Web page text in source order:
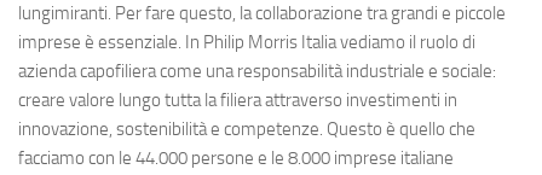
lungimiranti. Per fare questo, la collaborazione tra grandi e piccole
imprese è essenziale. In Philip Morris Italia vediamo il ruolo di
azienda capofiliera come una responsabilità industriale e sociale:
creare valore lungo tutta la filiera attraverso investimenti in
innovazione, sostenibilità e competenze. Questo è quello che
facciamo con le 44.000 persone e le 8.000 imprese italiane